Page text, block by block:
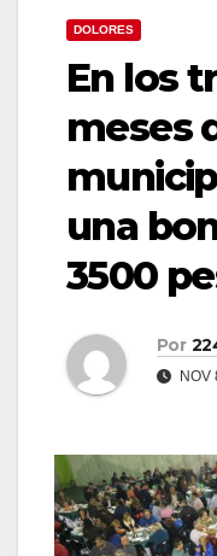
DOLORES
En los
meses
una
3500
Por
NOV